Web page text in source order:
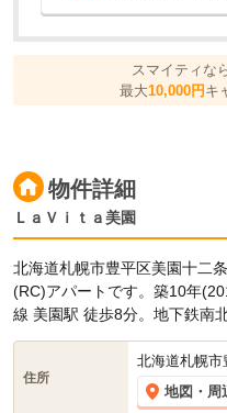
スマイティな
最大10,000円キ
物件詳細
ＬａＶｉｔａ美園
北海道札幌市豊平区美園十二
(RC)アパートです。築10年
線 美園駅 徒歩8分。地下鉄南
住所
北海道札幌市
地図・周